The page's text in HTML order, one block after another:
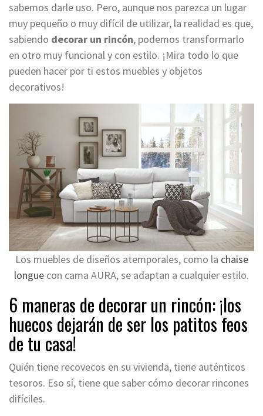
sabemos darle uso. Pero, aunque nos parezca un lugar
muy pequeño o muy difícil de utilizar, la realidad es que,
sabiendo decorar un rincón, podemos transformarlo
en otro muy funcional y con estilo. ¡Mira todo lo que
pueden hacer por ti estos muebles y objetos
decorativos!
Los muebles de diseños atemporales, como la chaise
longue con cama AURA, se adaptan a cualquier estilo.
6 maneras de decorar un rincón: ¡los
huecos dejarán de ser los patitos feos
de tu casa!
Quién tiene recovecos en su vivienda, tiene auténticos
tesoros. Eso sí, tiene que saber cómo decorar rincones
difíciles.